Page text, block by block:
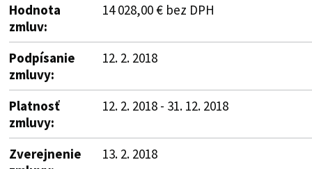
Hodnota
zmluv:
14 028,00 € bez DPH
Podpísanie
zmluvy:
12. 2. 2018
Platnosť
zmluvy:
12. 2. 2018 - 31. 12. 2018
Zverejnenie
13. 2. 2018